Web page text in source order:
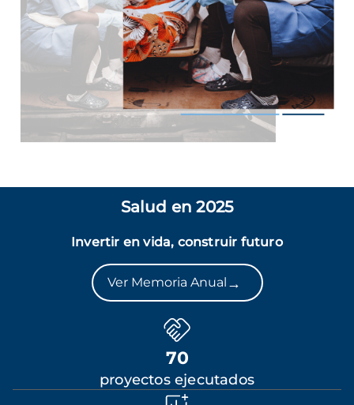
Salud en 2025
Invertir en vida, construir futuro
Ver Memoria Anual →
70
proyectos ejecutados